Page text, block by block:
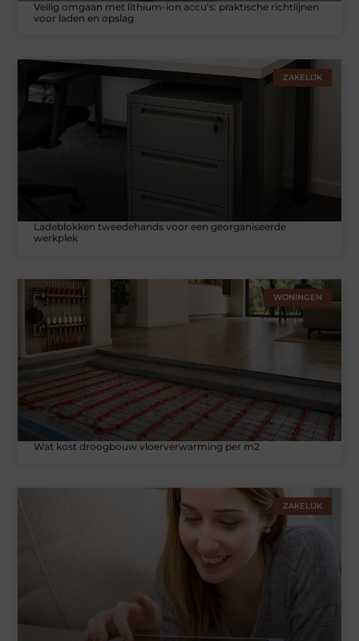
Veilig omgaan met lithium-ion accu's: praktische richtlijnen
voor laden en opslag
ZAKELIJK
Ladeblokken tweedehands voor een georganiseerde
werkplek
WONINGEN
Wat kost droogbouw vloerverwarming per m2
ZAKELIJK